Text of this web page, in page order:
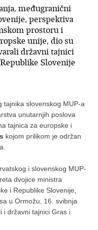
međugranični
perspektiva
prostoru i
unije, dio su
državni tajnici
Slovenije
tajnika slovenskog MUP-a
unutarnjih poslova
tajnica za europske i
kojom prilikom je održan
i slovenskog MUP-
dvojice ministra
i Republike Slovenije,
u Ormožu, 16. svibnja
i državni tajnici Gras i